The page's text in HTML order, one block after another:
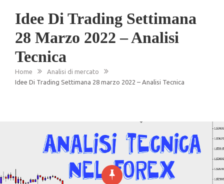
Idee Di Trading Settimana
28 Marzo 2022 – Analisi
Tecnica
Home
Analisi di mercato
Idee Di Trading Settimana 28 marzo 2022 – Analisi Tecnica